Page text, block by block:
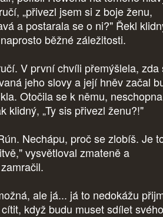
„přivezl jsem si z boje ženu,
a postarala se o ni?" Řekl
běžné záležitosti.
V první chvíli přemýšlela, zda
jeho slovy a její hněv začal
Otočila se k němu, neschopna
klidný, „Ty sis přivezl ženu?!"
Nechápu, proč se zlobíš. Je
vysvětloval zmateně a
ale já... já to nedokážu
když budu muset sdílet svého